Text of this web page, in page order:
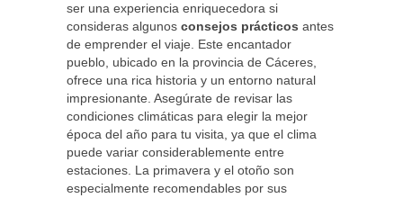
ser una experiencia enriquecedora si
consideras algunos consejos prácticos antes
de emprender el viaje. Este encantador
pueblo, ubicado en la provincia de Cáceres,
ofrece una rica historia y un entorno natural
impresionante. Asegúrate de revisar las
condiciones climáticas para elegir la mejor
época del año para tu visita, ya que el clima
puede variar considerablemente entre
estaciones. La primavera y el otoño son
especialmente recomendables por sus